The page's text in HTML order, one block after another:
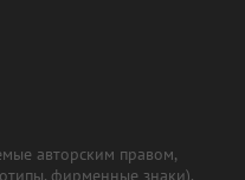
авторским правом,
фирменные знаки).